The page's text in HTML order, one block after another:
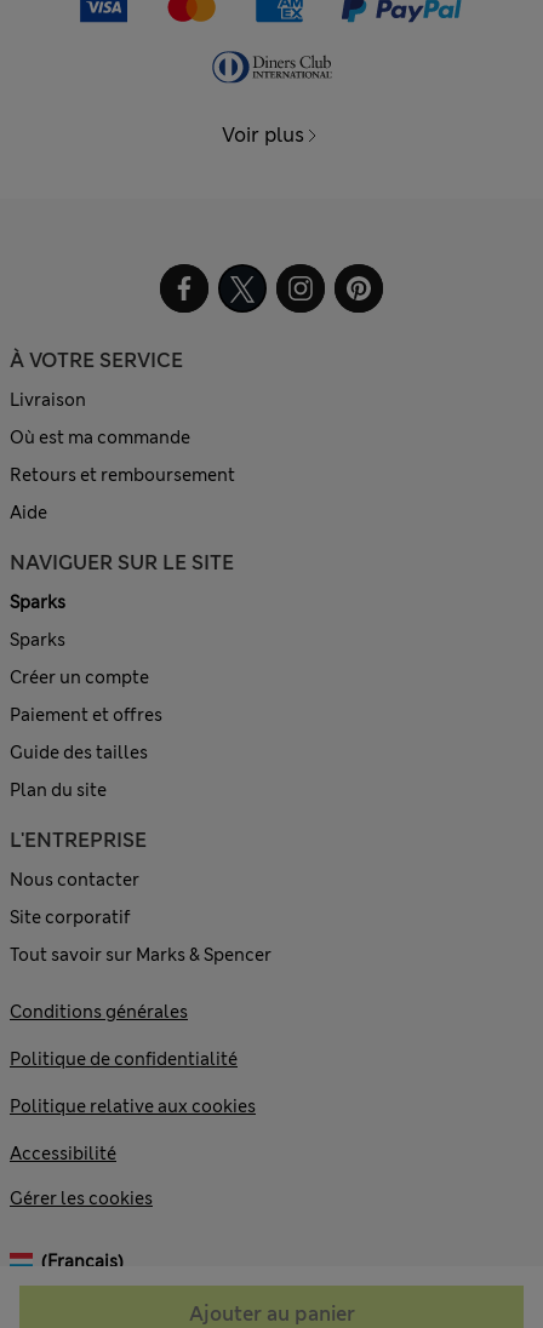
Ajouter au panier
Voir plus
À VOTRE SERVICE
Livraison
Où est ma commande
Retours et remboursement
Aide
NAVIGUER SUR LE SITE
Sparks
Sparks
Créer un compte
Paiement et offres
Guide des tailles
Plan du site
L'ENTREPRISE
Nous contacter
Site corporatif
Tout savoir sur Marks & Spencer
Conditions générales
Politique de confidentialité
Politique relative aux cookies
Accessibilité
Gérer les cookies
(français)